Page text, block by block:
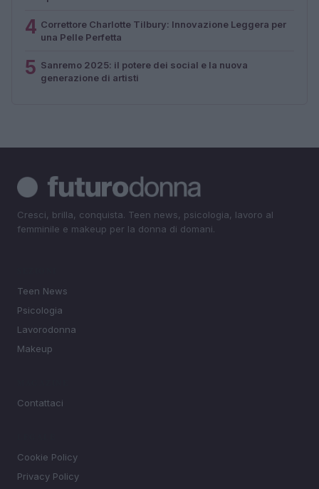
4 Correttore Charlotte Tilbury: Innovazione Leggera per
una Pelle Perfetta
5 Sanremo 2025: il potere dei social e la nuova
generazione di artisti
Cresci, brilla, conquista. Teen news, psicologia, lavoro al
femminile e makeup per la donna di domani.
Teen News
Psicologia
Lavorodonna
Makeup
Contattaci
Cookie Policy
Privacy Policy